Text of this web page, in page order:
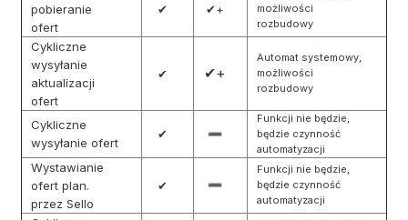
pobieranie
ofert
✔ ✔+
możliwości
rozbudowy
Cykliczne
wysyłanie
aktualizacji
ofert
✔ ✔+
Automat systemowy,
możliwości
rozbudowy
Cykliczne
wysyłanie ofert
✔ ➖
Funkcji nie będzie,
będzie czynność
automatyzacji
Wystawianie
ofert plan.
przez Sello
✔ ➖
Funkcji nie będzie,
będzie czynność
automatyzacji